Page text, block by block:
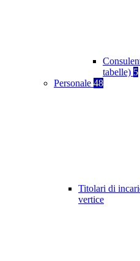
tabelle) 5
Personale 48
Titolari di
vertice